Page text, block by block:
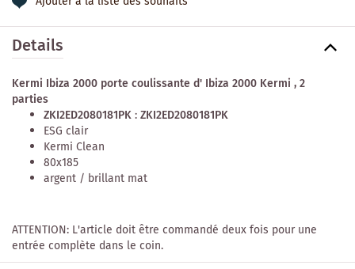
Details
Kermi Ibiza 2000 porte coulissante d' Ibiza 2000 Kermi , 2
parties
ZKI2ED2080181PK:ZKI2ED2080181PK
ESG clair
Kermi Clean
80x185
argent / brillant mat
ATTENTION: L'article doit être commandé deux fois pour une
entrée complète dans le coin.